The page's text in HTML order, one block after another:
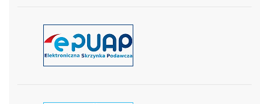
czytaj więcej